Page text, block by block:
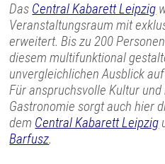
Das Central Kabarett Leipzig
Veranstaltungsraum mit
erweitert. Bis zu 200
diesem multifunktional
unvergleichlichen Ausblick
Für anspruchsvolle Kultur
Gastronomie sorgt auch hier
dem Central Kabarett Leipzig
Barfusz.